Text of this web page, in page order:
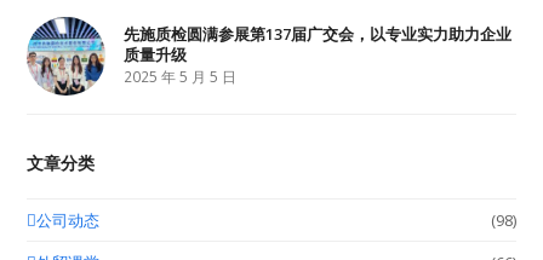
先施质检圆满参展第137届广交会，以专业实力助力企业
质量升级
2025 年 5 月 5 日
文章分类
公司动态
(98)